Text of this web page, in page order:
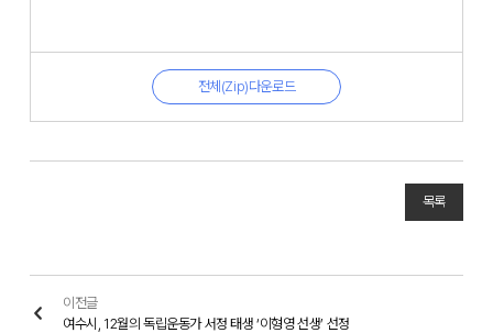
전체(Zip)다운로드
목록
이전글
여수시, 12월의 독립운동가 서정 태생 ‘이형영 선생’ 선정